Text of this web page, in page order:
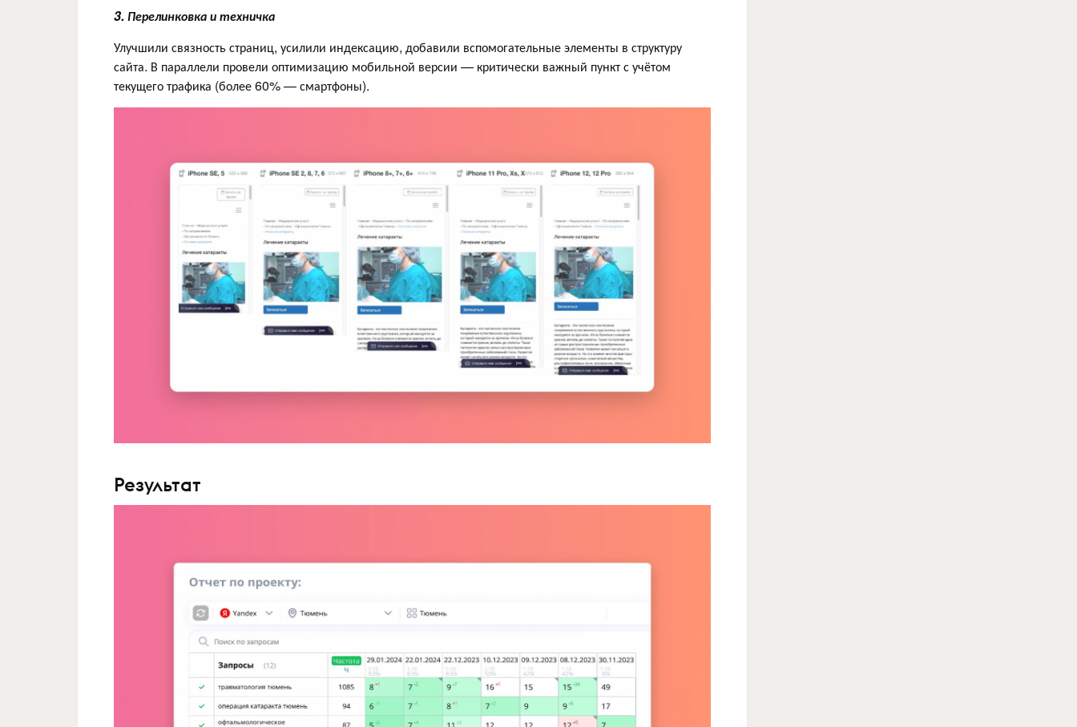
3. Перелинковка и техничка
Улучшили связность страниц, усилили индексацию, добавили вспомогательные элементы в структуру
сайта. В параллели провели оптимизацию мобильной версии — критически важный пункт с учётом
текущего трафика (более 60% — смартфоны).
Результат